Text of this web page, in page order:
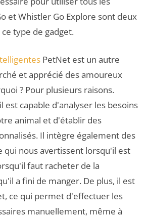
et Whistler Go Explore sont deux
type de gadget.
PetNet est un autre
et apprécié des amoureux
? Pour plusieurs raisons.
est capable d'analyser les besoins
animal et d'établir des
Il intègre également des
qui nous avertissent lorsqu'il est
faut racheter de la
a fini de manger. De plus, il est
ce qui permet d'effectuer les
manuellement, même à